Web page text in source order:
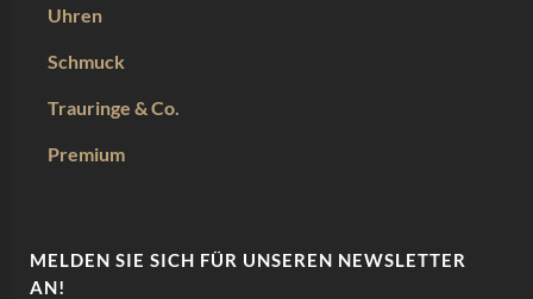
Uhren
Schmuck
Trauringe & Co.
Premium
MELDEN SIE SICH FÜR UNSEREN NEWSLETTER
AN!